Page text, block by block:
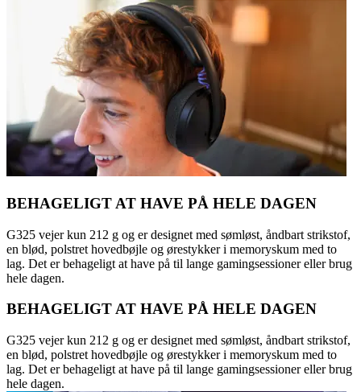
BEHAGELIGT AT HAVE PÅ HELE DAGEN
G325 vejer kun 212 g og er designet med sømløst, åndbart strikstof,
en blød, polstret hovedbøjle og ørestykker i memoryskum med to
lag. Det er behageligt at have på til lange gamingsessioner eller brug
hele dagen.
BEHAGELIGT AT HAVE PÅ HELE DAGEN
G325 vejer kun 212 g og er designet med sømløst, åndbart strikstof,
en blød, polstret hovedbøjle og ørestykker i memoryskum med to
lag. Det er behageligt at have på til lange gamingsessioner eller brug
hele dagen.